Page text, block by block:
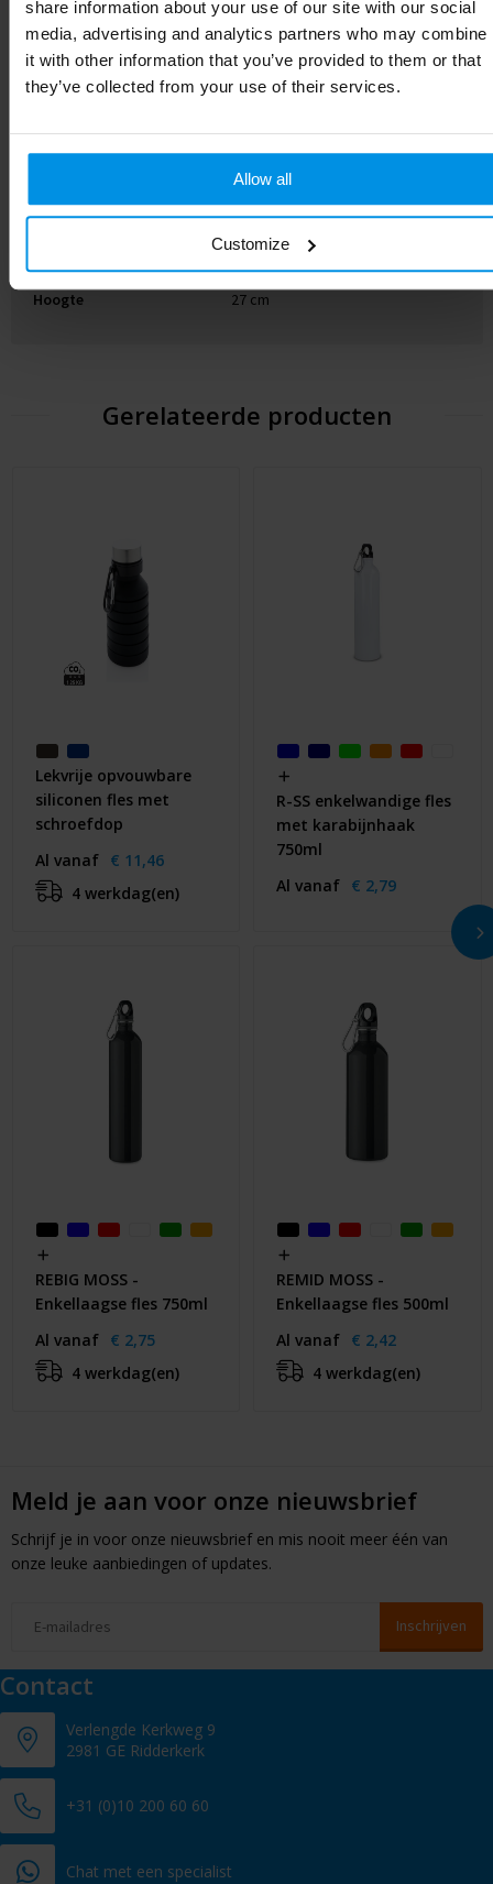
share information about your use of our site with our social
media, advertising and analytics partners who may combine
it with other information that you’ve provided to them or that
they’ve collected from your use of their services.
Allow all
Customize
Gewicht 550 g
Materiaal Gerecycled RVS, PP
EAN-code 8714612182536
Kleur zwart
27 x ø 11.7 cm
Hoogte 27 cm
Gerelateerde producten
Lekvrije opvouwbare
siliconen fles met
schroefdop
Al vanaf € 11,46
4 werkdag(en)
R-SS enkelwandige fles
met karabijnhaak
750ml
Al vanaf € 2,79
REBIG MOSS -
Enkellaagse fles 750ml
Al vanaf € 2,75
4 werkdag(en)
REMID MOSS -
Enkellaagse fles 500ml
Al vanaf € 2,42
4 werkdag(en)
Meld je aan voor onze nieuwsbrief
Schrijf je in voor onze nieuwsbrief en mis nooit meer één van
onze leuke aanbiedingen of updates.
Contact
Verlengde Kerkweg 9
2981 GE Ridderkerk
+31 (0)10 200 60 60
Chat met een specialist